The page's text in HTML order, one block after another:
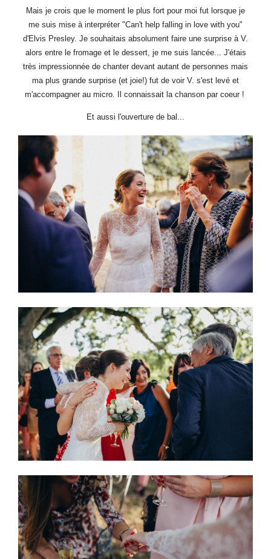
Mais je crois que le moment le plus fort pour moi fut lorsque je
me suis mise à interpréter "Can't help falling in love with you"
d'Elvis Presley. Je souhaitais absolument faire une surprise à V.
alors entre le fromage et le dessert, je me suis lancée... J'étais
très impressionnée de chanter devant autant de personnes mais
ma plus grande surprise (et joie!) fut de voir V. s'est levé et
m'accompagner au micro. Il connaissait la chanson par coeur !
Et aussi l'ouverture de bal...